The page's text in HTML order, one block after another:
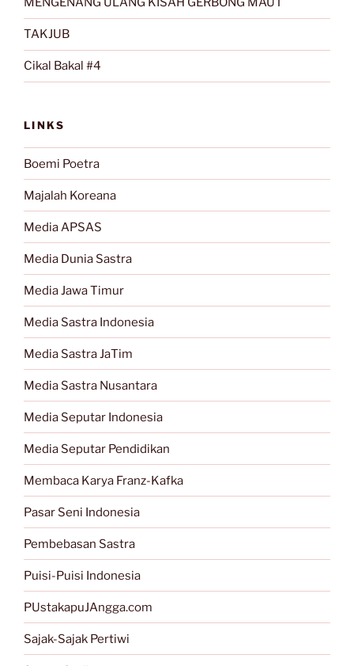
TAKJUB
Cikal Bakal #4
LINKS
Boemi Poetra
Majalah Koreana
Media APSAS
Media Dunia Sastra
Media Jawa Timur
Media Sastra Indonesia
Media Sastra JaTim
Media Sastra Nusantara
Media Seputar Indonesia
Media Seputar Pendidikan
Membaca Karya Franz-Kafka
Pasar Seni Indonesia
Pembebasan Sastra
Puisi-Puisi Indonesia
PUstakapuJAngga.com
Sajak-Sajak Pertiwi